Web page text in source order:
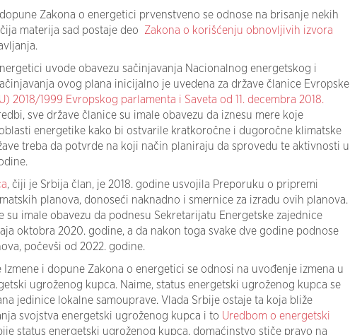
Zakona o energetici prvenstveno se odnose na brisanje nekih
materija sad postaje deo Zakona o korišćenju obnovljivih izvora
uvode obavezu sačinjavanja Nacionalnog energetskog i
ovog plana inicijalno je uvedena za države članice Evropske
2018/1999 Evropskog parlamenta i Saveta od 11. decembra 2018.
sve države članice su imale obavezu da iznesu mere koje
energetike kako bi ostvarile kratkoročne i dugoročne klimatske
treba da potvrde na koji način planiraju da sprovedu te aktivnosti u
, čiji je Srbija član, je 2018. godine usvojila Preporuku o pripremi
planova, donoseći naknadno i smernice za izradu ovih planova.
su imale obavezu da podnesu Sekretarijatu Energetske zajednice
oktobra 2020. godine, a da nakon toga svake dve godine podnose
počevši od 2022. godine.
i dopune Zakona o energetici se odnosi na uvođenje izmena u
ugroženog kupca. Naime, status energetski ugroženog kupca se
jedinice lokalne samouprave. Vlada Srbije ostaje ta koja bliže
svojstva energetski ugroženog kupca i to Uredbom o energetski
status energetski ugroženog kupca, domaćinstvo stiče pravo na